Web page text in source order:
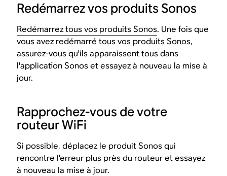
Redémarrez vos produits Sonos
Redémarrez tous vos produits Sonos. Une fois que
vous avez redémarré tous vos produits Sonos,
assurez-vous qu'ils apparaissent tous dans
l'application Sonos et essayez à nouveau la mise à
jour.
Rapprochez-vous de votre
routeur WiFi
Si possible, déplacez le produit Sonos qui
rencontre l'erreur plus près du routeur et essayez
à nouveau la mise à jour.